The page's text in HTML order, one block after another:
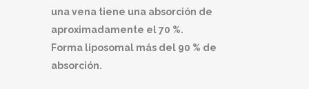
una vena tiene una absorción de
aproximadamente el 70 %.
Forma liposomal más del 90 % de
absorción.